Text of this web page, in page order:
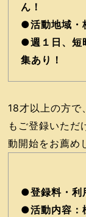
ん！
●活動地域・
●週１日、短
集あり！
18才以上の方で
もご登録いただ
動開始をお薦め
●登録料・利
●活動内容：